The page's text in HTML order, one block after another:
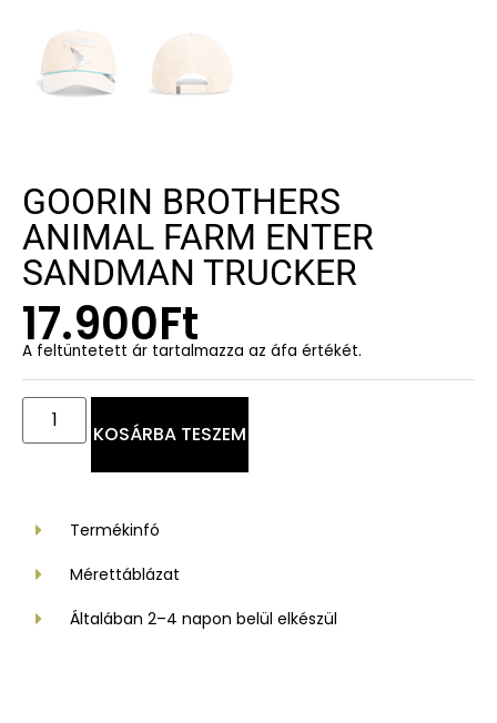
GOORIN BROTHERS
ANIMAL FARM ENTER
SANDMAN TRUCKER
17.900Ft
A feltüntetett ár tartalmazza az áfa értékét.
KOSÁRBA TESZEM
Termékinfó
Mérettáblázat
Általában 2–4 napon belül elkészül